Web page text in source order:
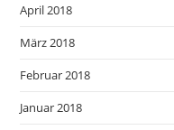
April 2018
März 2018
Februar 2018
Januar 2018